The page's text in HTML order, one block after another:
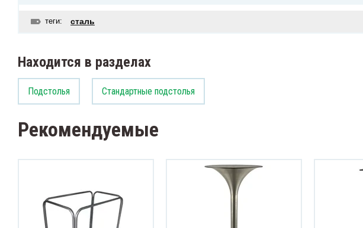
теги: сталь
Находится в разделах
Подстолья Стандартные подстолья
Рекомендуемые